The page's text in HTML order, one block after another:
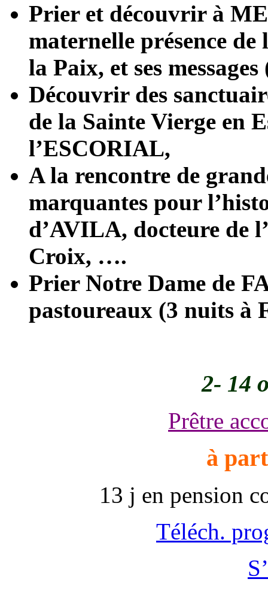
Prier et découvrir à
maternelle présence
la Paix, et ses
Découvrir des
de la Sainte Vierge en
l’ESCORIAL,
A la rencontre de
marquantes pour
d’AVILA, docteure de
Croix, ….
Prier Notre Dame de
pastoureaux (3 nuits à
2- 14
Prêtre
à
13 j en pension
Téléch.